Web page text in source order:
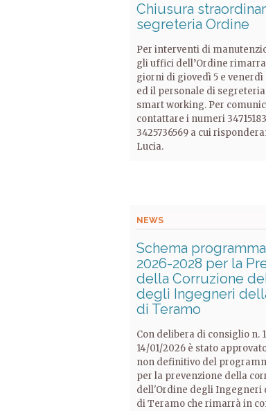
Chiusura
segreteria Ordine
Per interventi di
gli uffici dell’Ordine
giorni di giovedì 5 e venerdì
ed il personale di
smart working. Per
contattare i numeri
3425736569 a cui
Lucia.
NEWS
Schema
2026-2028 per la
della Corruzione
degli Ingegneri
di Teramo
Con delibera di consiglio n.
14/01/2026 è stato
non definitivo del
per la prevenzione della
dell'Ordine degli Ingegneri
di Teramo che rimarrà in